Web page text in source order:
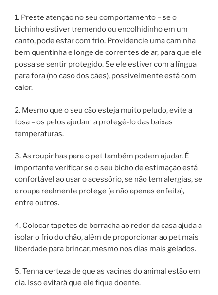
1. Preste atenção no seu comportamento – se o
bichinho estiver tremendo ou encolhidinho em um
canto, pode estar com frio. Providencie uma caminha
bem quentinha e longe de correntes de ar, para que ele
possa se sentir protegido. Se ele estiver com a língua
para fora (no caso dos cães), possivelmente está com
calor.
2. Mesmo que o seu cão esteja muito peludo, evite a
tosa – os pelos ajudam a protegê-lo das baixas
temperaturas.
3. As roupinhas para o pet também podem ajudar. É
importante verificar se o seu bicho de estimação está
confortável ao usar o acessório, se não tem alergias, se
a roupa realmente protege (e não apenas enfeita),
entre outros.
4. Colocar tapetes de borracha ao redor da casa ajuda a
isolar o frio do chão, além de proporcionar ao pet mais
liberdade para brincar, mesmo nos dias mais gelados.
5. Tenha certeza de que as vacinas do animal estão em
dia. Isso evitará que ele fique doente.